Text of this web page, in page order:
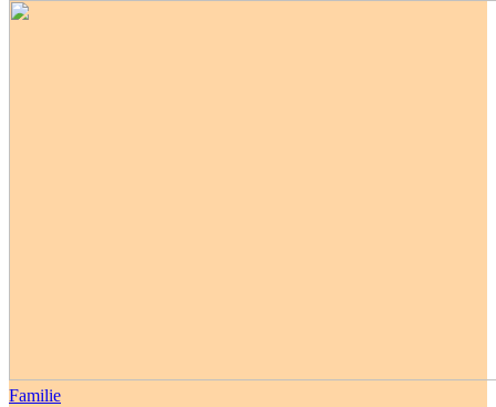
Familie